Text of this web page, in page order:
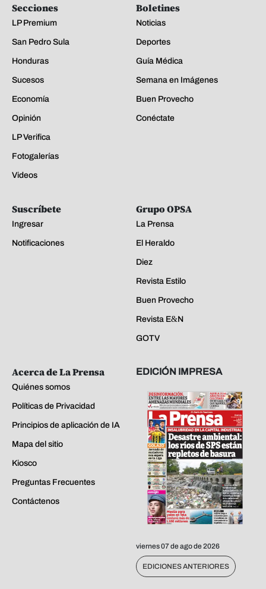
Secciones
LP Premium
San Pedro Sula
Honduras
Sucesos
Economía
Opinión
LP Verifica
Fotogalerías
Videos
Boletines
Noticias
Deportes
Guía Médica
Semana en Imágenes
Buen Provecho
Conéctate
Suscríbete
Ingresar
Notificaciones
Grupo OPSA
La Prensa
El Heraldo
Diez
Revista Estilo
Buen Provecho
Revista E&N
GOTV
Acerca de La Prensa
Quiénes somos
Políticas de Privacidad
Principios de aplicación de IA
Mapa del sitio
Kiosco
Preguntas Frecuentes
Contáctenos
EDICIÓN IMPRESA
viernes 07 de ago de 2026
EDICIONES ANTERIORES